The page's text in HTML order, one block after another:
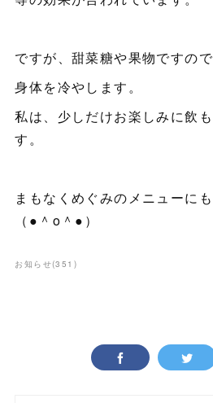
ですが、甜菜糖や果物ですので
身体を冷やします。
私は、少しだけお楽しみに飲
す。
まもなくめぐみのメニューに
（●＾o＾●）
お知らせ(351 )